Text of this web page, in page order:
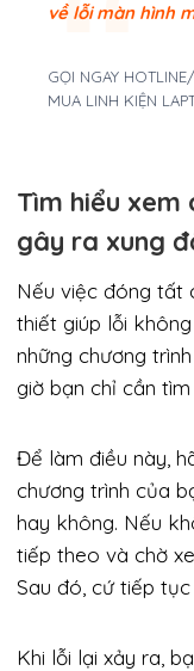
về lỗi màn hình
GỌI NGAY
MUA LINH KIỆN
Tìm hiểu xem
gây ra xung
Nếu việc đóng tất
thiết giúp lỗi
những chương
giờ bạn chỉ cần
Để làm điều này,
chương trình của
hay không. Nếu
tiếp theo và chờ
Sau đó, cứ tiếp
Khi lỗi lại xảy ra,